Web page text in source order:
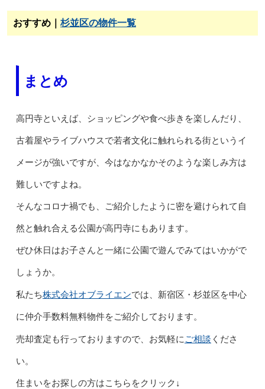
おすすめ｜ 杉並区の物件一覧
まとめ
高円寺といえば、ショッピングや食べ歩きを楽しんだり、
古着屋やライブハウスで若者文化に触れられる街というイ
メージが強いですが、今はなかなかそのような楽しみ方は
難しいですよね。
そんなコロナ禍でも、ご紹介したように密を避けられて自
然と触れ合える公園が高円寺にもあります。
ぜひ休日はお子さんと一緒に公園で遊んでみてはいかがで
しょうか。
私たち株式会社オブライエンでは、新宿区・杉並区を中心
に仲介手数料無料物件をご紹介しております。
売却査定も行っておりますので、お気軽にご相談 くださ
い。
住まいをお探しの方はこちらをクリック↓